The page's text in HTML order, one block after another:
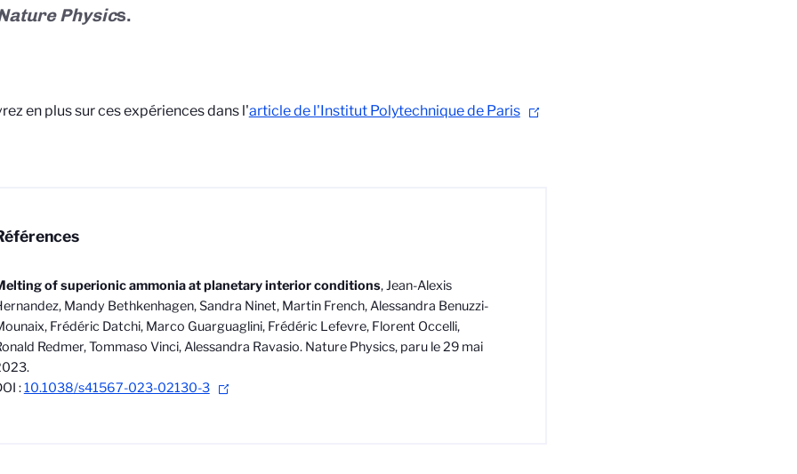
Physics.
en plus sur ces expériences dans l'article de l'Institut Polytechnique de Paris
of superionic ammonia at planetary interior conditions, Jean-Alexis
Mandy Bethkenhagen, Sandra Ninet, Martin French, Alessandra Benuzzi-
Frédéric Datchi, Marco Guarguaglini, Frédéric Lefevre, Florent Occelli,
Redmer, Tommaso Vinci, Alessandra Ravasio. Nature Physics, paru le 29 mai
:10.1038/s41567-023-02130-3